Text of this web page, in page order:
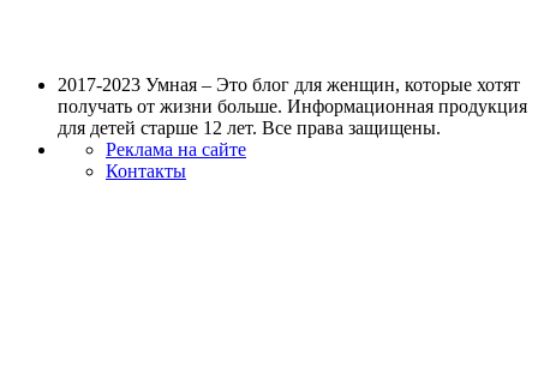
2017-2023 Умная – Это блог для женщин, которые хотят
получать от жизни больше. Информационная продукция
для детей старше 12 лет. Все права защищены.
Реклама на сайте
Контакты